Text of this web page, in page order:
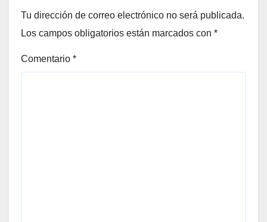
Tu dirección de correo electrónico no será publicada.
Los campos obligatorios están marcados con *
Comentario *